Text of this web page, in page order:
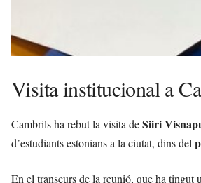
Visita institucional a
Cambrils ha rebut la visita deSiiri
d’estudiants estonians a la ciutat, dins del
En el transcurs de la reunió, que ha tingut